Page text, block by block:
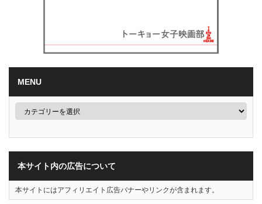
MENU
本サイト内の広告について
本サイトにはアフィリエイト広告バナーやリンクが含まれます。